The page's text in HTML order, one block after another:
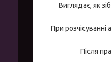
Виглядає, як
При
Після